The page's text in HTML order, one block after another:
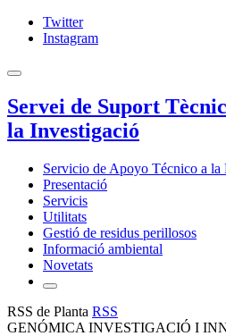
Twitter
Instagram
Servei de Suport
la Investigació
Servicio de Apoyo Técnico a
Presentació
Servicis
Utilitats
Gestió de residus perillosos
Informació ambiental
Novetats
RSS de Planta RSS
GENÓMICA INVESTIGACIÓ I